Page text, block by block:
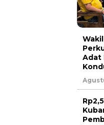
Adat